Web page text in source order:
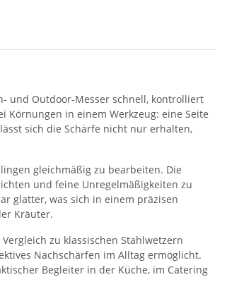
und Outdoor-Messer schnell, kontrolliert
Körnungen in einem Werkzeug: eine Seite
sich die Schärfe nicht nur erhalten,
gleichmäßig zu bearbeiten. Die
und feine Unregelmäßigkeiten zu
glatter, was sich in einem präzisen
Kräuter.
Vergleich zu klassischen Stahlwetzern
Nachschärfen im Alltag ermöglicht.
Begleiter in der Küche, im Catering